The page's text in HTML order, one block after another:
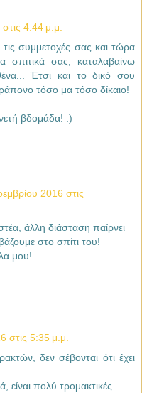
4:44 μ.μ.
συμμετοχές σας και τώρα
σπιτικά σας, καταλαβαίνω
Έτσι και το δικό σου
τόσο μα τόσο δίκαιο!
βδομάδα! :)
2016 στις
άλλη διάσταση παίρνει
στο σπίτι του!
μου!
στις 5:35 μ.μ.
δεν σέβονται ότι έχει
είναι πολύ τρομακτικές.